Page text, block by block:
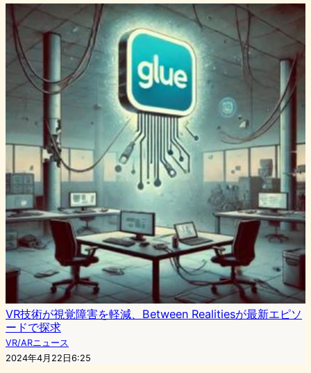
VR技術が視覚障害を軽減、Between Realitiesが最新エピソ
ードで探求
VR/ARニュース
2024年4月22日6:25